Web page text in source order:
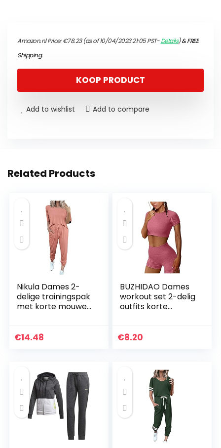
Amazon.nl Price:€78.23(as of 10/04/2023 21:05 PST-Details)&FREE
Shipping.
KOOP PRODUCT
Add to wishlist Add to compare
Related Products
Nikula Dames 2-
delige trainingspak
met korte mouwen
Sweatshirt en
€14.48
BUZHIDAO Dames
workout set 2-delig
outfits korte
taille yoga shorts
€8.20